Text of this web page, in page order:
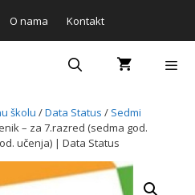
O nama Kontakt
školu /Data Status / Sedmi
– za 7.razred (sedma god.
učenja) | Data Status